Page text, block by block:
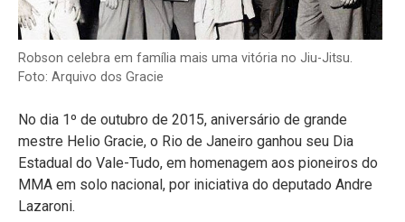
Robson celebra em família mais uma vitória no Jiu-Jitsu.
Foto: Arquivo dos Gracie
No dia 1º de outubro de 2015, aniversário de grande
mestre Helio Gracie, o Rio de Janeiro ganhou seu Dia
Estadual do Vale-Tudo, em homenagem aos pioneiros do
MMA em solo nacional, por iniciativa do deputado Andre
Lazaroni.